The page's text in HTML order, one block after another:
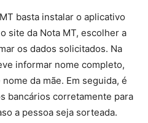
basta instalar o aplicativo
site da Nota MT, escolher a
os dados solicitados. Na
informar nome completo,
da mãe. Em seguida, é
bancários corretamente para
a pessoa seja sorteada.